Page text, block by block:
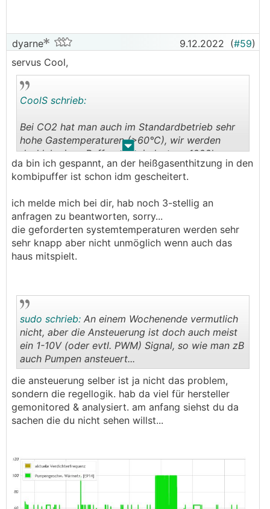
dyarne 9.12.2022 (#59)
servus Cool,
. .
CoolS schrieb:
Bei CO2 hat man auch im Standardbetrieb sehr
hohe Gastemperaturen (>60°C), wir werden
deshlab einen Puffer mit mindestens 1000l
nehmen und das Gas enthitzen und mit hohen
Wassertemperaturen oben in den Puffer
niedrigeren Temperaturen. Die Heizkreise und
das FW-Modul wird dann vom Puffer gespeist.
Bei den bisherigen Anlagen funktioniert das
ganze sehr gut und entsteht eine saubere
Schichtung.
da bin ich gespannt, an der heißgasenthitzung in den
kombipuffer ist schon idm gescheitert.
ich melde mich bei dir, hab noch 3-stellig an
anfragen zu beantworten, sorry...
die geforderten systemtemperaturen werden sehr
sehr knapp aber nicht unmöglich wenn auch das
haus mitspielt.
..
sudo schrieb: An einem Wochenende vermutlich
nicht, aber die Ansteuerung ist doch auch meist
ein 1-10V (oder evtl. PWM) Signal, so wie man zB
auch Pumpen ansteuert...
die ansteuerung selber ist ja nicht das problem,
sondern die regellogik. hab da viel für hersteller
gemonitored & analysiert. am anfang siehst du da
sachen die du nicht sehen willst...